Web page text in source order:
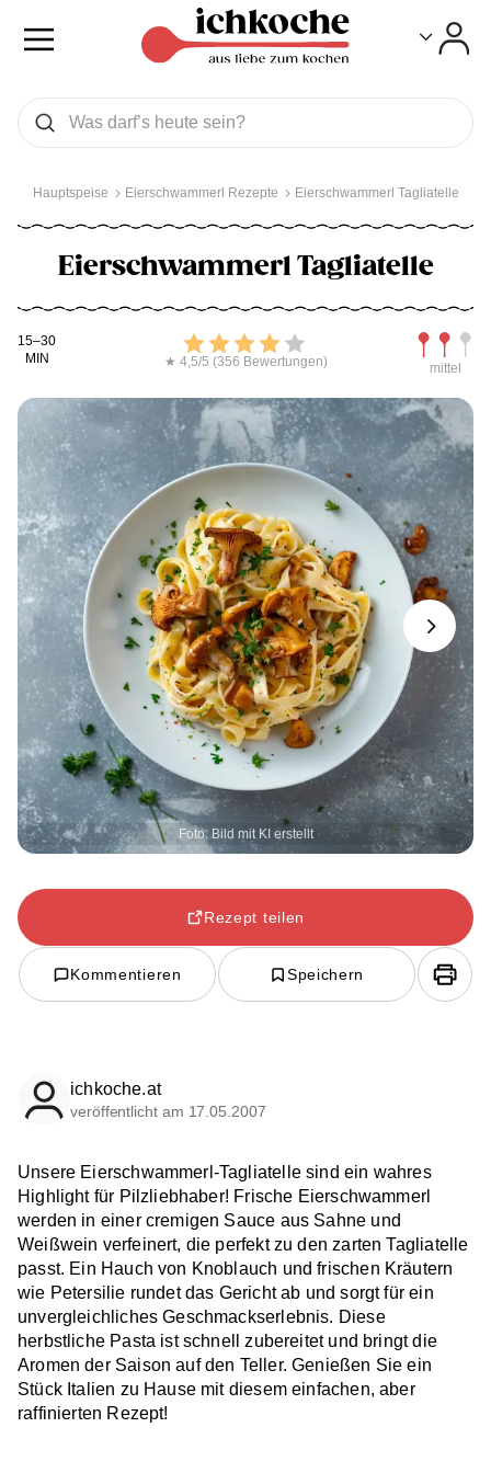
Was wollen Sie suchen
Suchen
Hauptspeise Eierschwammerl Rezepte Eierschwammerl Tagliatelle
Eierschwammerl Tagliatelle
Kochdauer
15–30
MIN
Bewerten
★ 4,5/5 (356 Bewertungen) mittel
Foto: Bild mit KI erstellt
Next
Rezept teilen
Kommentieren Speichern
ichkoche.at
veröffentlicht am 17.05.2007
Unsere Eierschwammerl-Tagliatelle sind ein wahres
Highlight für Pilzliebhaber! Frische Eierschwammerl
werden in einer cremigen Sauce aus Sahne und
Weißwein verfeinert, die perfekt zu den zarten Tagliatelle
passt. Ein Hauch von Knoblauch und frischen Kräutern
wie Petersilie rundet das Gericht ab und sorgt für ein
unvergleichliches Geschmackserlebnis. Diese
herbstliche Pasta ist schnell zubereitet und bringt die
Aromen der Saison auf den Teller. Genießen Sie ein
Stück Italien zu Hause mit diesem einfachen, aber
raffinierten Rezept!